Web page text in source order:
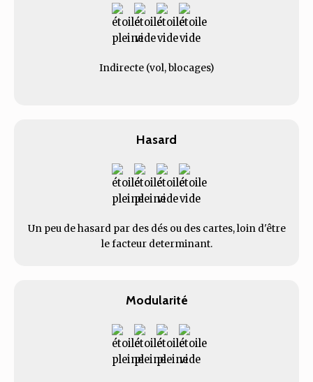
Indirecte (vol, blocages)
Hasard
Un peu de hasard par des dés ou des cartes, loin d'être
le facteur determinant.
Modularité